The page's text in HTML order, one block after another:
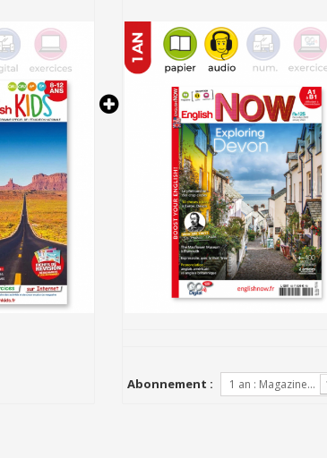
Abonnement : 1 an :